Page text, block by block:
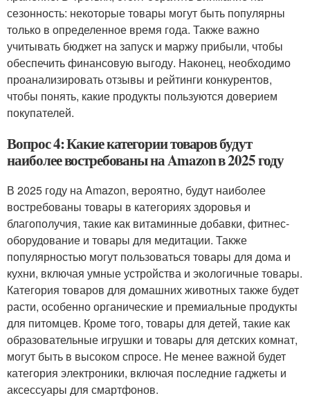
сезонность: некоторые товары могут быть популярны
только в определенное время года. Также важно
учитывать бюджет на запуск и маржу прибыли, чтобы
обеспечить финансовую выгоду. Наконец, необходимо
проанализировать отзывы и рейтинги конкурентов,
чтобы понять, какие продукты пользуются доверием
покупателей.
Вопрос 4: Какие категории товаров будут
наиболее востребованы на Amazon в 2025 году
В 2025 году на Amazon, вероятно, будут наиболее
востребованы товары в категориях здоровья и
благополучия, такие как витаминные добавки, фитнес-
оборудование и товары для медитации. Также
популярностью могут пользоваться товары для дома и
кухни, включая умные устройства и экологичные товары.
Категория товаров для домашних животных также будет
расти, особенно органические и премиальные продукты
для питомцев. Кроме того, товары для детей, такие как
образовательные игрушки и товары для детских комнат,
могут быть в высоком спросе. Не менее важной будет
категория электроники, включая последние гаджеты и
аксессуары для смартфонов.